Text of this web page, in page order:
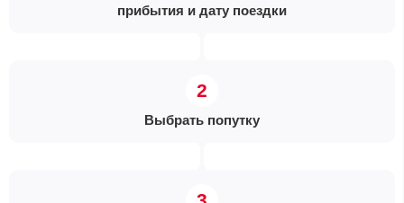
прибытия и дату поездки
Выбрать попутку